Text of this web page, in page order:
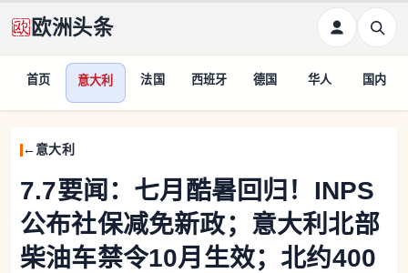
欧洲头条
首页 意大利 法国 西班牙 德国 华人 国内
意大利
7.7要闻：七月酷暑回归！INPS
公布社保减免新政；意大利北部
柴油车禁令10月生效；北约400